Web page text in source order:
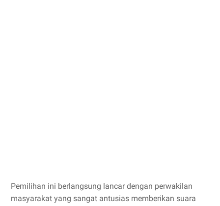
Pemilihan ini berlangsung lancar dengan perwakilan
masyarakat yang sangat antusias memberikan suara